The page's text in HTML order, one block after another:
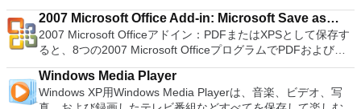
ア語、マレーシア語、セシュティナ、ダンスク、ドイツ語、英
語、スペイン語、フランス語、フルバツキー、イタリア語、ラ
トヴィエシュ、リエトゥビウ、マジャール、オランダ、ノルス
ク、ポルスキ、ポルトガル、ポルトガル、スロヴェンスキー、
スロベンツキー、スロヴェンスキーSrpski、Suomi、
Svenska、Türkçe。
8MBから64MBまでの単一の物理カードに制限されなくなりま
した。 高解像度グラフィックス：PCSX2を使用すると、
1080pまたは4K HDでゲームをプレイできます。 全体とし
ゲームを高い精度でエミュレートでき、Windowsとエミュレ
ーターを切り替えることができます。欠点は、高速ゲームに苦
converter, spell check and word count feature. WPS Office
2016 Personal Edition supports switching language UI,File
Roaming and Docer online templates. Key features include:
Writer Efficient word processor. Presentation Multimedia
presentations creator. Spreadsheets Powerful tool for data
processing and analysis. 100% compatible with MS Office
document file types (.docx, .pptx, .xlsx, etc.). Thousands of
使用が簡単です。制御したいデバイスでインストーラーを実行
し、指示に従ってください。オプションで、Windowsでのリ
モート展開に使用可能なMSIがあります。デスクトッププラッ
トフォームにVNC Viewerをインストールする権限がない場合
は、スタンドアロンオプションを選択する必要があります。
主な機能は次のとおりです。 クラウドサービスを介してVNC
Connectを実行しているコンピューターに接続します。 Apple
ツ、さらにはYouTubeやVimeoにとっても、PowerDVD18は重
要なエンターテイメントの仲間です。 Ultra HD HDR TVとサ
ラウンドサウンドシステムの可能性を解き放ち、360°ビデオ
の増え続けるコレクションへのアクセスで仮想世界に没頭する
か、PCまたはラップトップでの比類のない再生サポートと独
自の強化により、どこにいても簡単にリラックスできます。
新機能は次のとおりです。 4K DHR向けに最適化 Ultra HD
2007 Microsoft Office Add-in: Microsoft Save as
PDF or XPS
2007 Microsoft Officeアドイン：PDFまたはXPSとして保存す
ると、8つの2007 Microsoft OfficeプログラムでPDFおよび
XPS形式にエクスポートして保存できます。このツールを使用
すると、これらのプログラムのサブセットでPDF形式および
XPS形式の電子メール添付ファイルとして送信することもでき
Windows Media Player
Windows XP用Windows Media Playerは、音楽、ビデオ、写